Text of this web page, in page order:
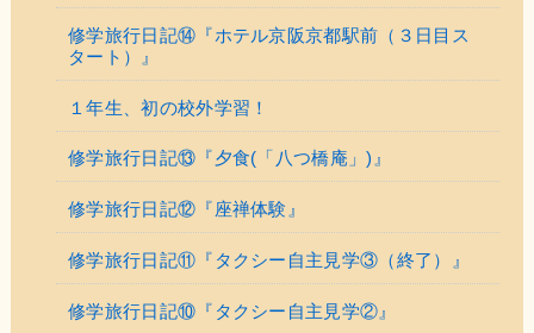
修学旅行日記⑭『ホテル京阪京都駅前（３日目ス
タート）』
１年生、初の校外学習！
修学旅行日記⑬『夕食(「八つ橋庵」)』
修学旅行日記⑫『座禅体験』
修学旅行日記⑪『タクシー自主見学③（終了）』
修学旅行日記⑩『タクシー自主見学②』